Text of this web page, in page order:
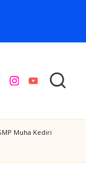
instagram.com
youtube.com
Muha Kediri